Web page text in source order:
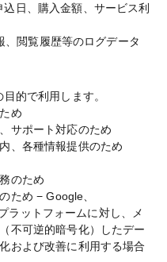
日、購入金額、サービス利
閲覧履歴等のログデータ
的で利用します。
め
サポート対応のため
、各種情報提供のため
のため
ため − Google、
ラットフォームに対し、メ
不可逆的暗号化）したデー
および改善に利用する場合